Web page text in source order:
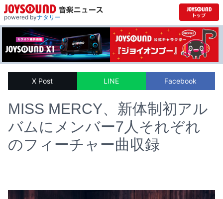
powered byナタリー
X Post LINE Facebook
MISS MERCY、新体制初アル
バムにメンバー7人それぞれ
のフィーチャー曲収録